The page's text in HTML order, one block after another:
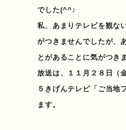
でした(^^♪
私、あまりテレビを観な
がつきませんでしたが、
とがあることに気がつき
放送は、１１月２８日（
５きげんテレビ「ご当地
ます。